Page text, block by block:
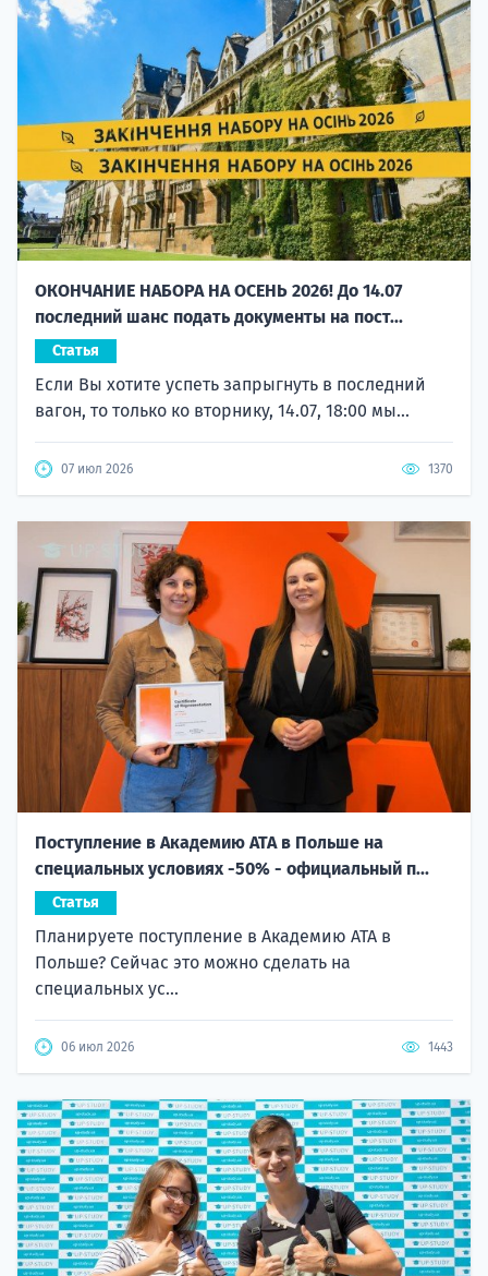
ОКОНЧАНИЕ НАБОРА НА ОСЕНЬ 2026! До 14.07
последний шанс подать документы на пост...
Статья
Если Вы хотите успеть запрыгнуть в последний
вагон, то только ко вторнику, 14.07, 18:00 мы...
07 июл 2026 1370
Поступление в Академию ATA в Польше на
специальных условиях -50% - официальный п...
Статья
Планируете поступление в Академию ATA в
Польше? Сейчас это можно сделать на
специальных ус...
06 июл 2026 1443